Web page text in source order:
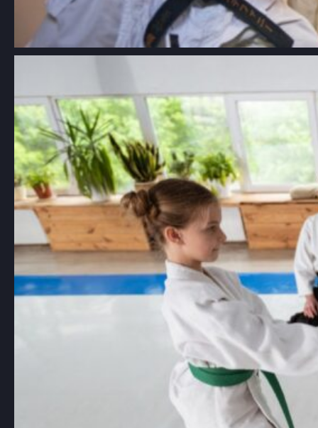
korzyściach z treningów
Aikido, japońska sztuka walki znana z
używania technik obronnych, które…